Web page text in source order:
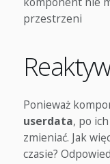
przestrzeni
Ponieważ
userdata, po
zmieniać. Jak
czasie?